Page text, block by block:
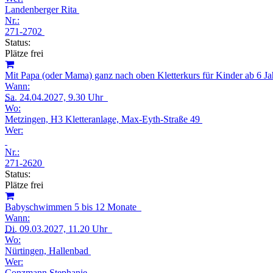
Landenberger Rita
Nr.:
271-2702
Status:
Plätze frei
Mit Papa (oder Mama) ganz nach oben Kletterkurs für Kinder ab 6
Wann:
Sa. 24.04.2027, 9.30 Uhr
Wo:
Metzingen, H3 Kletteranlage, Max-Eyth-Straße 49
Wer:
Nr.:
271-2620
Status:
Plätze frei
Babyschwimmen 5 bis 12 Monate
Wann:
Di. 09.03.2027, 11.20 Uhr
Wo:
Nürtingen, Hallenbad
Wer: